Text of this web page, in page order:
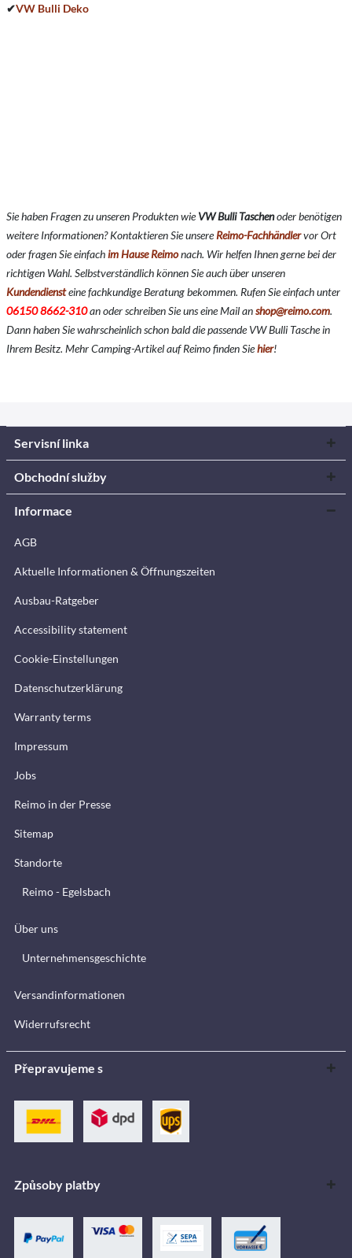
✔VW Bulli Deko
Sie haben Fragen zu unseren Produkten wieVW Bulli Taschenoder benötigen
weitere Informationen? Kontaktieren Sie unsereReimo-Fachhändlervor Ort
oder fragen Sie einfachim Hause Reimonach. Wir helfen Ihnen gerne bei der
richtigen Wahl. Selbstverständlich können Sie auch über unseren
Kundendiensteine fachkundige Beratung bekommen. Rufen Sie einfach unter
06150 8662-310an oder schreiben Sie uns eine Mail anshop@reimo.com.
Dann haben Sie wahrscheinlich schon bald die passende VW Bulli Tasche in
Ihrem Besitz. Mehr Camping-Artikel auf Reimo finden Siehier!
Servisní linka
Obchodní služby
Informace
AGB
Aktuelle Informationen & Öffnungszeiten
Ausbau-Ratgeber
Accessibility statement
Cookie-Einstellungen
Datenschutzerklärung
Warranty terms
Impressum
Jobs
Reimo in der Presse
Sitemap
Standorte
Reimo - Egelsbach
Über uns
Unternehmensgeschichte
Versandinformationen
Widerrufsrecht
Přepravujeme s
Způsoby platby